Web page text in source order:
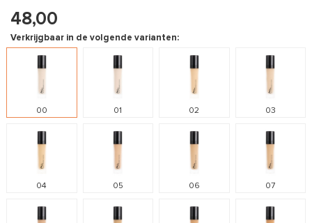
48,00
Verkrijgbaar in de volgende varianten:
00 01 02 03
04 05 06 07